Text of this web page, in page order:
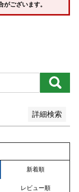
ございます。
詳細検索
新着順
レビュー順